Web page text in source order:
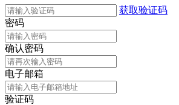
获取验证码
密码
确认密码
电子邮箱
验证码